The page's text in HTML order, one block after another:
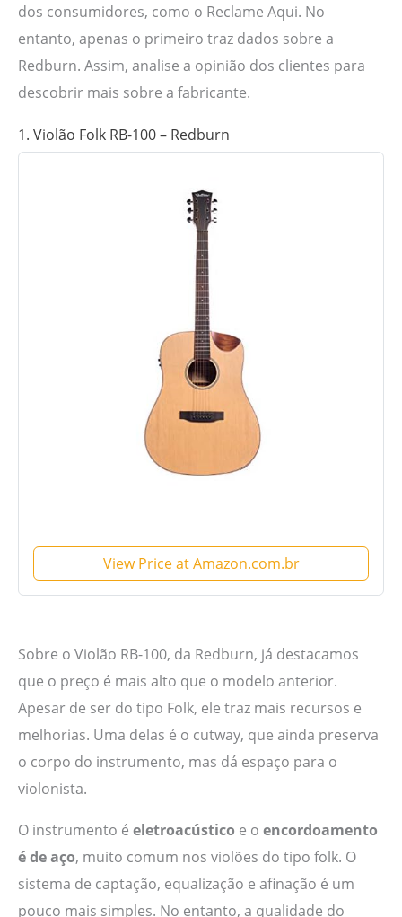
dos consumidores, como o Reclame Aqui. No
entanto, apenas o primeiro traz dados sobre a
Redburn. Assim, analise a opinião dos clientes para
descobrir mais sobre a fabricante.
1. Violão Folk RB-100 – Redburn
View Price at Amazon.com.br
Sobre o Violão RB-100, da Redburn, já destacamos
que o preço é mais alto que o modelo anterior.
Apesar de ser do tipo Folk, ele traz mais recursos e
melhorias. Uma delas é o cutway, que ainda preserva
o corpo do instrumento, mas dá espaço para o
violonista.
O instrumento é eletroacústico e o encordoamento
é de aço, muito comum nos violões do tipo folk. O
sistema de captação, equalização e afinação é um
pouco mais simples. No entanto, a qualidade do